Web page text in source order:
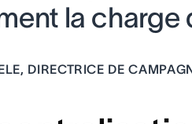
la charge
DIRECTRICE DE